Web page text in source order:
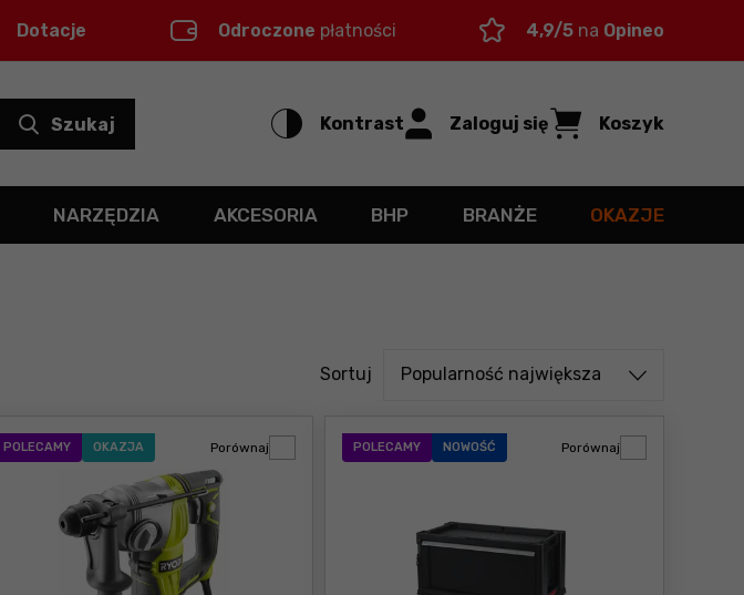
Dotacje Odroczone płatności 4,9/5 na Opineo
Szukaj Kontrast Zaloguj się Koszyk
NARZĘDZIA AKCESORIA BHP BRANŻE OKAZJE
Sortuj Sortuj od
Popularność największa
POLECAMY OKAZJA Porównaj POLECAMY NOWOŚĆ Porównaj